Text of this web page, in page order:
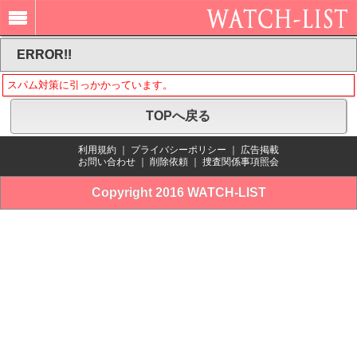
ERROR!!
スパム対策に引っかかっています。
TOPへ戻る
利用規約 プライバシーポリシー
広告掲載
お問い合わせ
削除依頼 捜査関係事項照会
Copyright 2016 WATCH-LIST